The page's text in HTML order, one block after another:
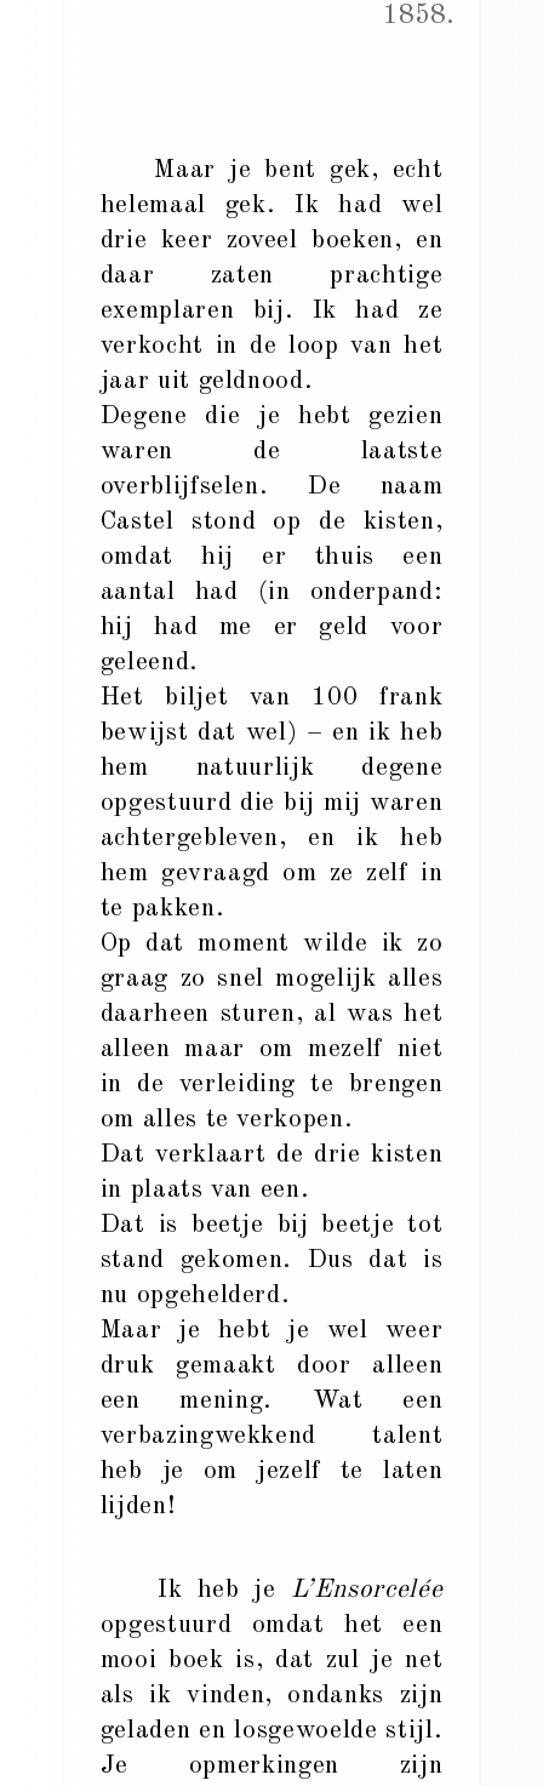
1858.
Maar je bent gek, echt
helemaal gek. Ik had wel
drie keer zoveel boeken, en
daar zaten prachtige
exemplaren bij. Ik had ze
verkocht in de loop van het
jaar uit geldnood.
Degene die je hebt gezien
waren de laatste
overblijfselen. De naam
Castel stond op de kisten,
omdat hij er thuis een
aantal had (in onderpand:
hij had me er geld voor
geleend.
Het biljet van 100 frank
bewijst dat wel) – en ik heb
hem natuurlijk degene
opgestuurd die bij mij waren
achtergebleven, en ik heb
hem gevraagd om ze zelf in
te pakken.
Op dat moment wilde ik zo
graag zo snel mogelijk alles
daarheen sturen, al was het
alleen maar om mezelf niet
in de verleiding te brengen
om alles te verkopen.
Dat verklaart de drie kisten
in plaats van een.
Dat is beetje bij beetje tot
stand gekomen. Dus dat is
nu opgehelderd.
Maar je hebt je wel weer
druk gemaakt door alleen
een mening. Wat een
verbazingwekkend talent
heb je om jezelf te laten
lijden!
Ik heb je L’Ensorcelée
opgestuurd omdat het een
mooi boek is, dat zul je net
als ik vinden, ondanks zijn
geladen en losgewoelde stijl.
Je opmerkingen zijn